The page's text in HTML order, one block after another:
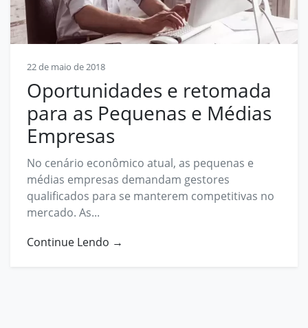
22 de maio de 2018
Oportunidades e retomada
para as Pequenas e Médias
Empresas
No cenário econômico atual, as pequenas e
médias empresas demandam gestores
qualificados para se manterem competitivas no
mercado. As...
Continue Lendo →